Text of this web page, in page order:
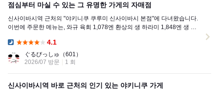
점심부터 마실 수 있는 그 유명한 가게의 자매점
신사이바시역 근처의 "야키니쿠 쿠루미 신사이바시 본점"에 다녀왔습니다.
이번에 주문한 메뉴는, 와규 육회 1,078엔 환상의 생 하라미 1,848엔 생 센
4.1
ぐるびっしゅ （601）
2026/07 방문
1 회
신사이바시역 바로 근처의 인기 있는 야키니쿠 가게